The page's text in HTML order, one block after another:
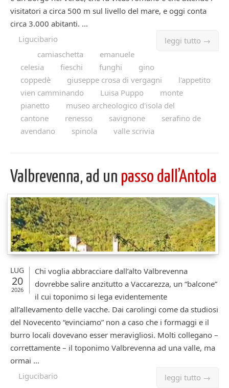
visitatori a circa 500 m sul livello del mare, e oggi conta
circa 3.000 abitanti. ...
leggi tutto →
Ligucibario
camiaschetta
emanuele
celesia
fieschi funghi
gino
coppedè
giuseppe crosa di vergagni
l'appetito
vien camminando
Luisa Puppo
monte
pianetto
museo archeologico d'isola del
cantone
renesso savignone
serafino de
avendano
spinola valle scrivia
Valbrevenna, ad un passo dall’Antola
LUG
20
2026
Chi voglia abbracciare dall’alto Valbrevenna
dovrebbe salire anzitutto a Vaccarezza, un “balcone”
il cui toponimo si lega evidentemente
all’allevamento delle vacche. Dai carolingi come da studiosi
del Novecento “evinciamo” non a caso che i formaggi e il
burro locali dovevano esser meravigliosi. Molti collegano –
correttamente – il toponimo Valbrevenna ad una valle, ma
ormai ...
leggi tutto →
Ligucibario